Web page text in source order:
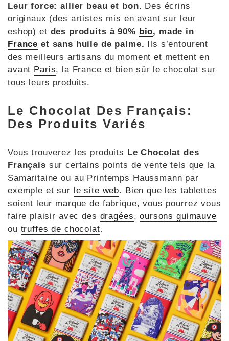
Leur force: allier beau et bon. Des écrins
originaux (des artistes mis en avant sur leur
eshop) et des produits à 90% bio, made in
France et sans huile de palme. Ils s’entourent
des meilleurs artisans du moment et mettent en
avant Paris, la France et bien sûr le chocolat sur
tous leurs produits.
Le Chocolat Des Français:
Des Produits Variés
Vous trouverez les produits Le Chocolat des
Français sur certains points de vente tels que la
Samaritaine ou au Printemps Haussmann par
exemple et sur le site web. Bien que les tablettes
soient leur marque de fabrique, vous pourrez vous
faire plaisir avec des dragées,oursons guimauve
ou truffes de chocolat.